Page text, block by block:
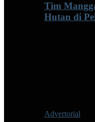
Tim
Hutan di
Advertorial